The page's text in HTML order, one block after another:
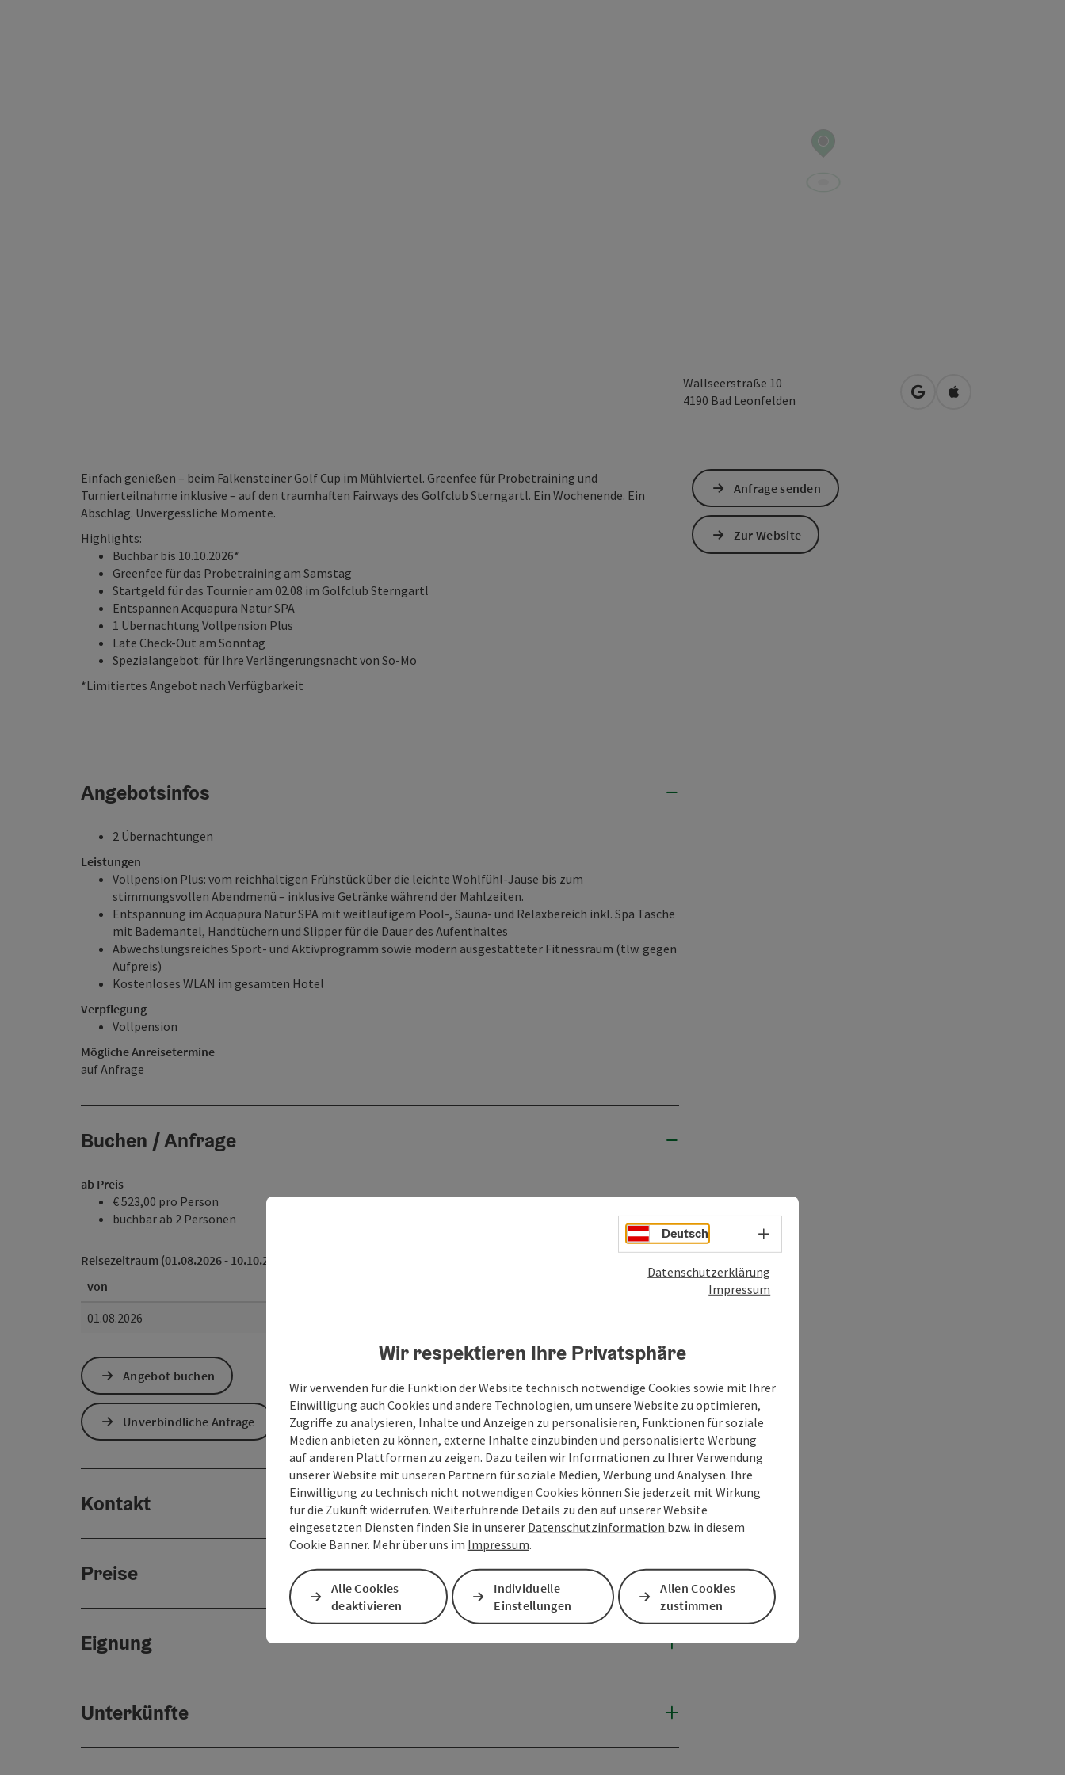
Wallseerstraße 10
4190 Bad Leonfelden in Google Maps öffnen
in Apple Maps
Einfach genießen – beim Falkensteiner Golf Cup im Mühlviertel. Greenfee für Probetraining und
Turnierteilnahme inklusive – auf den traumhaften Fairways des Golfclub Sterngartl. Ein Wochenende. Ein
Abschlag. Unvergessliche Momente.
Highlights:
Buchbar bis 10.10.2026*
Greenfee für das Probetraining am Samstag
Startgeld für das Tournier am 02.08 im Golfclub Sterngartl
Entspannen Acquapura Natur SPA
1 Übernachtung Vollpension Plus
Late Check-Out am Sonntag
Spezialangebot: für Ihre Verlängerungsnacht von So-Mo
*Limitiertes Angebot nach Verfügbarkeit
Angebotsinfos
2 Übernachtungen
Leistungen
Vollpension Plus: vom reichhaltigen Frühstück über die leichte Wohlfühl-Jause bis zum
stimmungsvollen Abendmenü – inklusive Getränke während der Mahlzeiten.
Entspannung im Acquapura Natur SPA mit weitläufigem Pool-, Sauna- und Relaxbereich inkl. Spa Tasche
mit Bademantel, Handtüchern und Slipper für die Dauer des Aufenthaltes
Abwechslungsreiches Sport- und Aktivprogramm sowie modern ausgestatteter Fitnessraum (tlw. gegen
Aufpreis)
Kostenloses WLAN im gesamten Hotel
Verpflegung
Vollpension
Mögliche Anreisetermine
auf Anfrage
Buchen / Anfrage
ab Preis
€ 523,00 pro Person
buchbar ab 2 Personen
Reisezeitraum (01.08.2026 - 10.10.2026)
von
01.08.2026
Angebot buchen
Unverbindliche Anfrage
Kontakt
Preise
Eignung
Unterkünfte
Anfrage senden
Zur Website
Deutsch Sprachwahl - Menü öffnen
Datenschutzerklärung
Impressum
Wir respektieren Ihre Privatsphäre
Wir verwenden für die Funktion der Website technisch notwendige Cookies sowie mit Ihrer
Einwilligung auch Cookies und andere Technologien, um unsere Website zu optimieren,
Zugriffe zu analysieren, Inhalte und Anzeigen zu personalisieren, Funktionen für soziale
Medien anbieten zu können, externe Inhalte einzubinden und personalisierte Werbung
auf anderen Plattformen zu zeigen. Dazu teilen wir Informationen zu Ihrer Verwendung
unserer Website mit unseren Partnern für soziale Medien, Werbung und Analysen. Ihre
Einwilligung zu technisch nicht notwendigen Cookies können Sie jederzeit mit Wirkung
für die Zukunft widerrufen. Weiterführende Details zu den auf unserer Website
eingesetzten Diensten finden Sie in unserer Datenschutzinformation bzw. in diesem
Cookie Banner. Mehr über uns im Impressum.
Alle Cookies
deaktivieren
Individuelle
Einstellungen
Allen Cookies
zustimmen